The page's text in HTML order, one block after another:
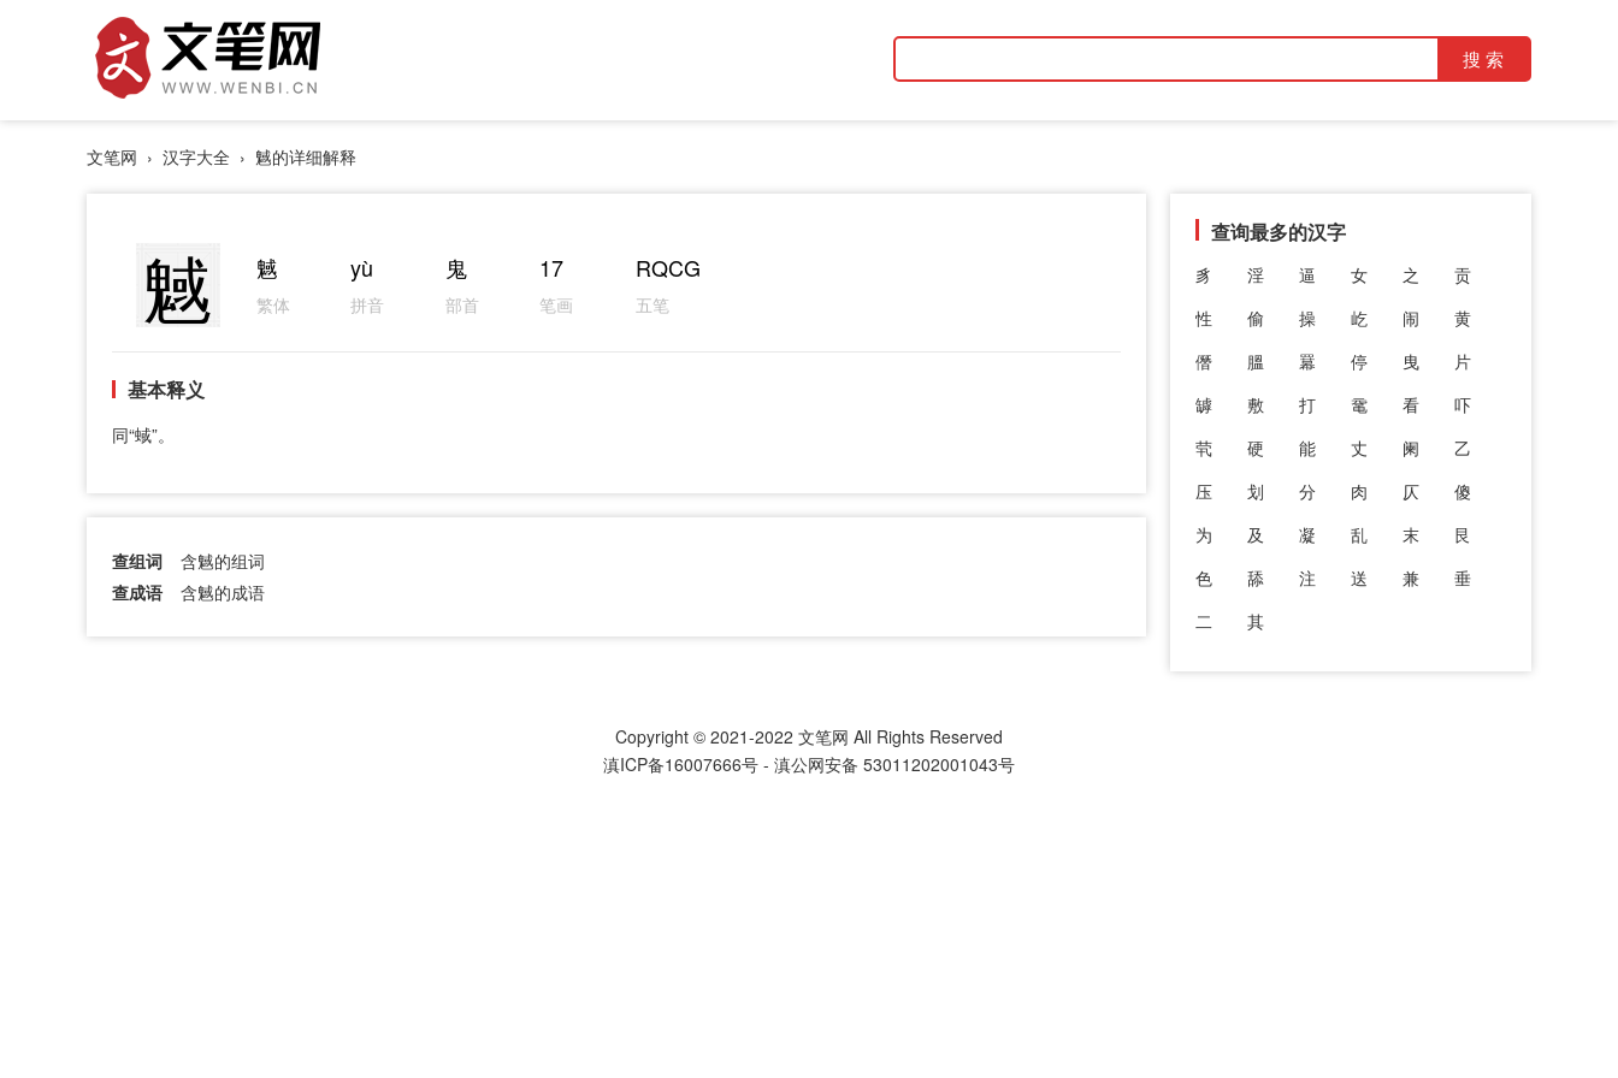
文笔网 › 汉字大全 › 魊的详细解释
魊 魊
繁体
yù
拼音
鬼
部首
17
笔画
RQCG
五笔
基本释义
同“蜮”。
查组词
含魊的组词
查成语
含魊的成语
查询最多的汉字
豸 淫 逼 女 之
贡
性
偷 操 屹 闹
黄
僭
膃 羃 停 曳
片
罅
敷 打 鼋 看
吓
茕
硬 能 丈 阑
乙
压
划 分 肉 仄
傻
为
及 凝 乱 末
艮
色
舔 注 送 兼
垂
二
其
Copyright © 2021-2022 文笔网 All Rights Reserved
滇ICP备16007666号 - 滇公网安备 53011202001043号